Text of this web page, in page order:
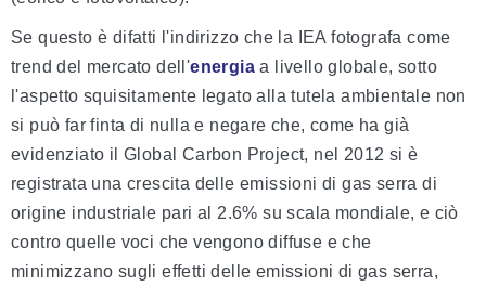
Se questo è difatti l'indirizzo che la IEA fotografa come
trend del mercato dell'energia a livello globale, sotto
l'aspetto squisitamente legato alla tutela ambientale non
si può far finta di nulla e negare che, come ha già
evidenziato il Global Carbon Project, nel 2012 si è
registrata una crescita delle emissioni di gas serra di
origine industriale pari al 2.6% su scala mondiale, e ciò
contro quelle voci che vengono diffuse e che
minimizzano sugli effetti delle emissioni di gas serra,